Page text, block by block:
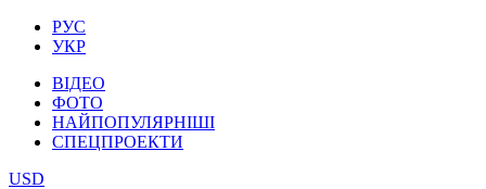
РУС
УКР
ВІДЕО
ФОТО
НАЙПОПУЛЯРНІШІ
СПЕЦПРОЕКТИ
USD